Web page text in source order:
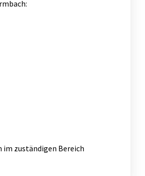
im zuständigen Bereich